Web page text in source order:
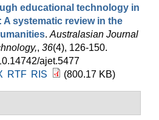
educational technology in
A systematic review in the
. Australasian Journal
, 36(4), 126-150.
ajet.5477
RTF RIS (800.17 KB)